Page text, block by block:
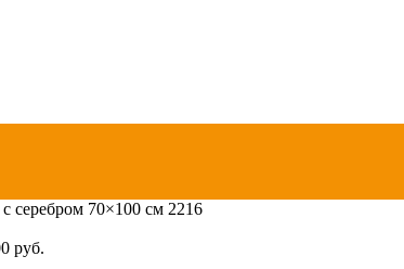
серебром 70×100 см 2216
руб.